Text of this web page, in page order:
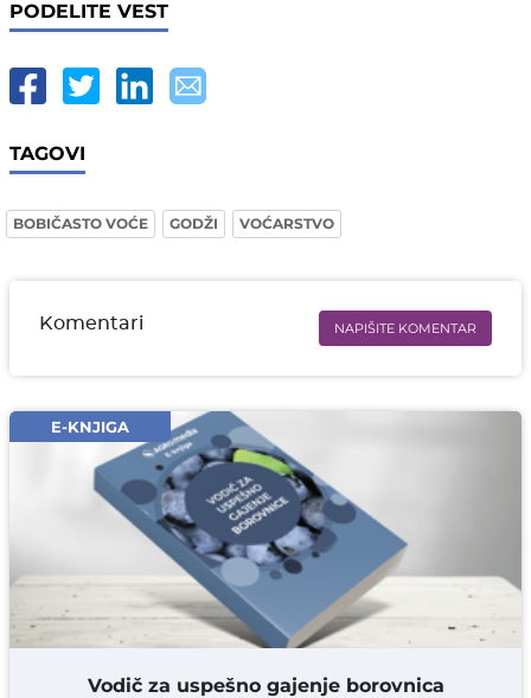
PODELITE VEST
TAGOVI
BOBIČASTO VOĆE GODŽI VOĆARSTVO
Komentari NAPIŠITE KOMENTAR
Email* obavezno
Komentar* obavezno
DODAJ KOMENTAR
E-KNJIGA
Vodič za uspešno gajenje borovnica